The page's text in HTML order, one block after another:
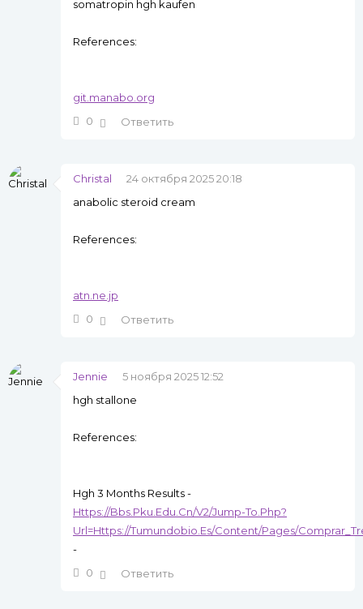
somatropin hgh kaufen
References:
git.manabo.org
0
Ответить
Christal
24 октября 2025 20:18
anabolic steroid cream
References:
atn.ne.jp
0
Ответить
Jennie
5 ноября 2025 12:52
hgh stallone
References:
Hgh 3 Months Results -
Https://Bbs.Pku.Edu.Cn/V2/Jump-To.Php?
Url=Https://Tumundobio.Es/Content/Pages/
-
0
Ответить